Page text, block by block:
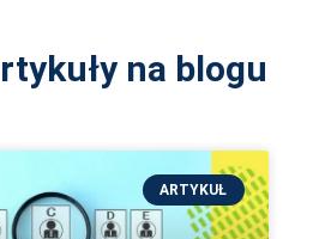
na blogu
ARTYKUŁ